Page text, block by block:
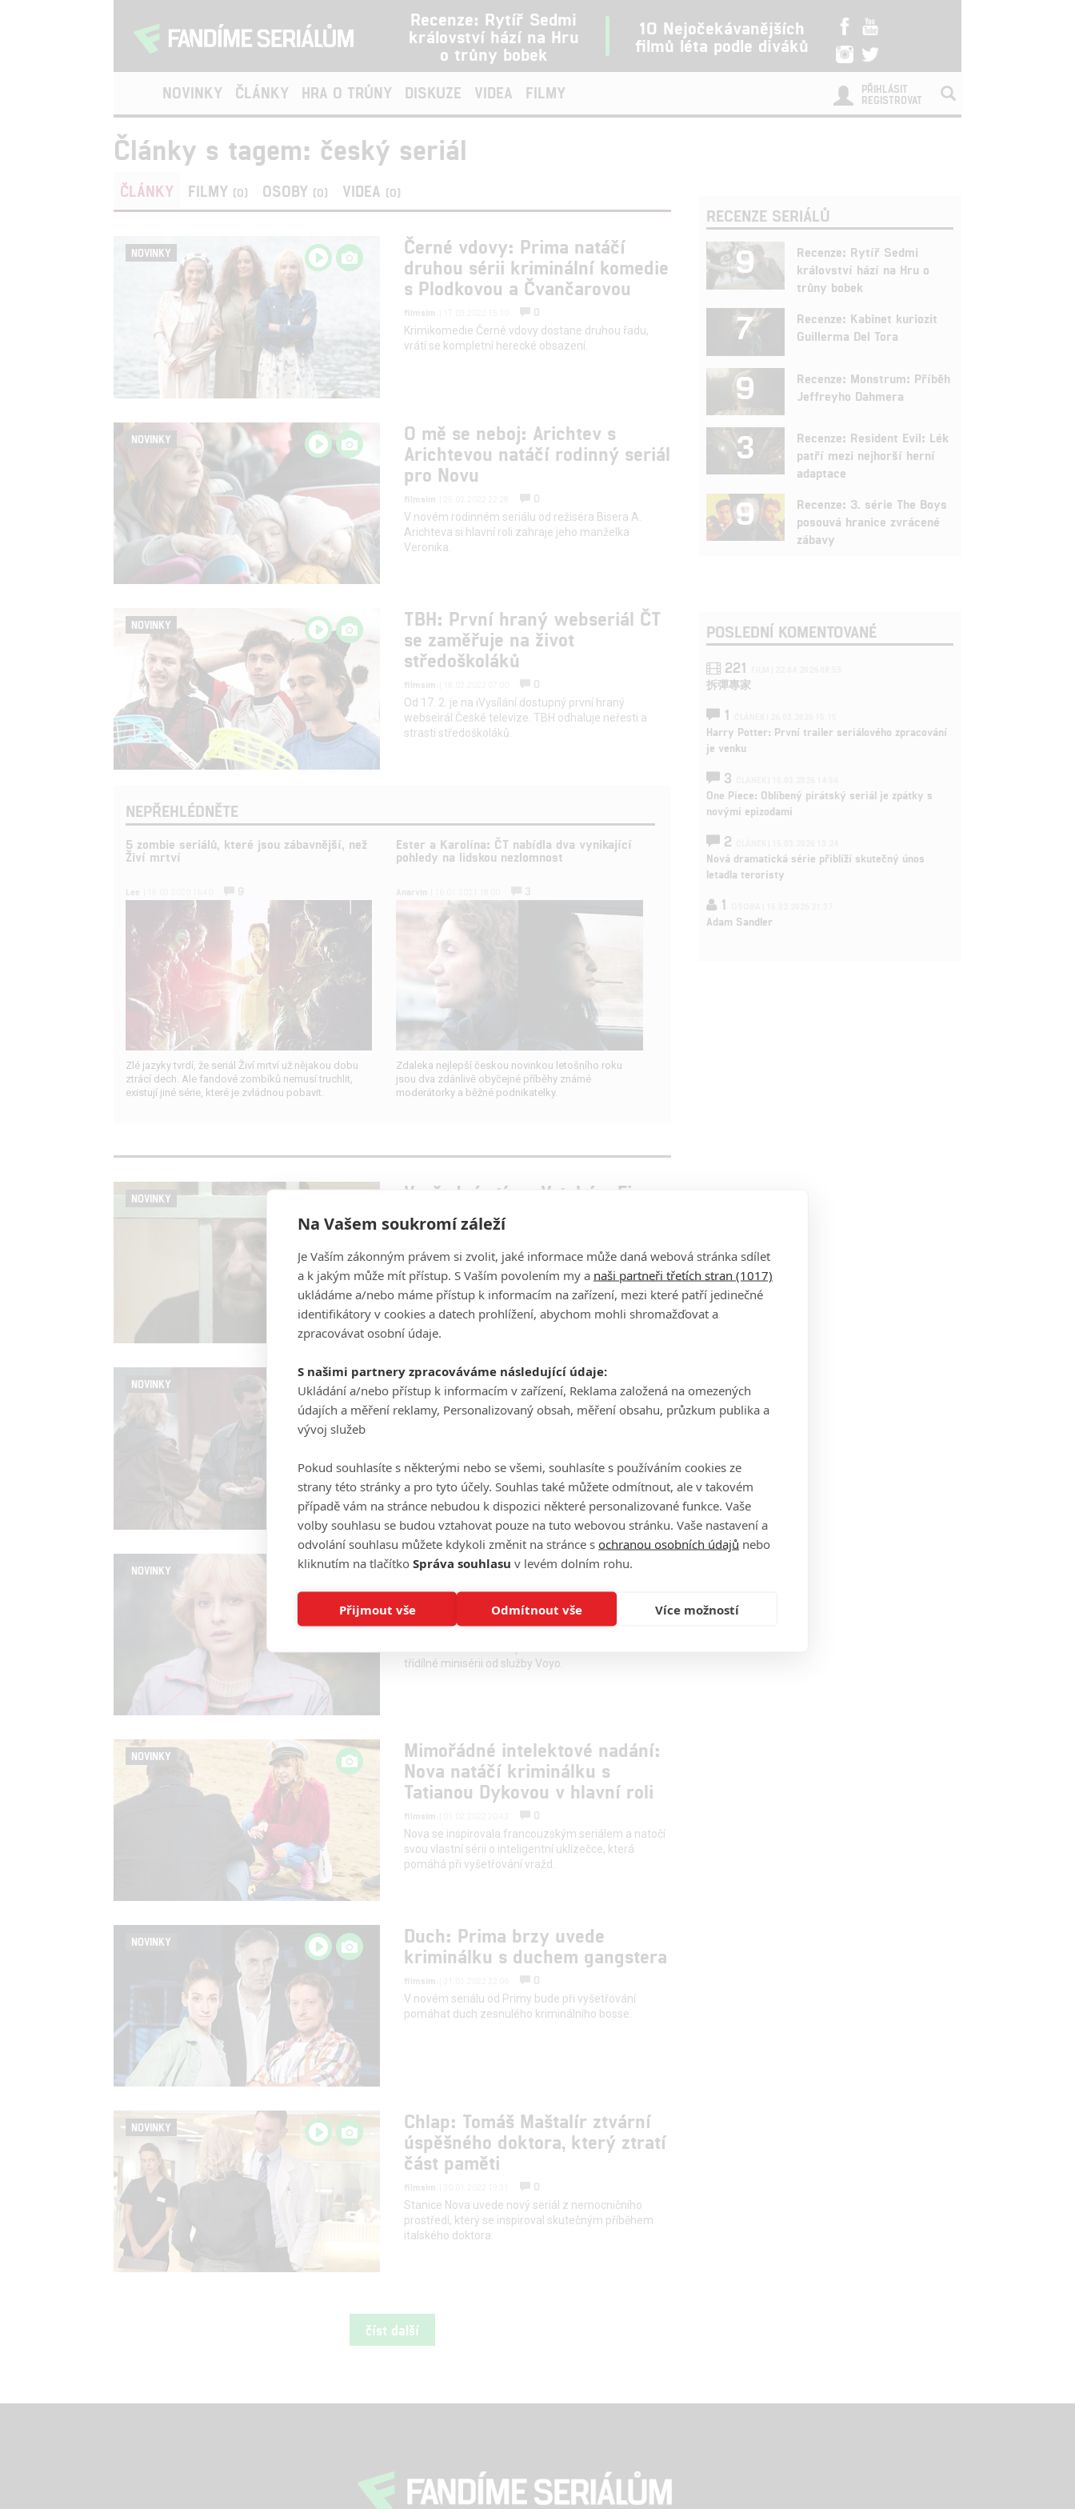
Recenze: Rytíř Sedmi
království hází na Hru
o trůny bobek
10 Nejočekávanějších
filmů léta podle diváků
NOVINKY ČLÁNKY HRA O TRŮNY DISKUZE VIDEA FILMY
PŘIHLÁSIT
REGISTROVAT
Články s tagem: český seriál
ČLÁNKY FILMY (0) OSOBY (0) VIDEA (0)
NOVINKY
Černé vdovy: Prima natáčí
druhou sérii kriminální komedie
s Plodkovou a Čvančarovou
filmsim
0
Krimikomedie Černé vdovy dostane druhou řadu,
vrátí se kompletní herecké obsazení.
NOVINKY
O mě se neboj: Arichtev s
Arichtevou natáčí rodinný seriál
pro Novu
filmsim
0
V novém rodinném seriálu od režiséra Bisera A.
Arichteva si hlavní roli zahraje jeho manželka
Veronika.
NOVINKY
TBH: První hraný webseriál ČT
se zaměřuje na život
středoškoláků
filmsim
0
Od 17. 2. je na iVysílání dostupný první hraný
webseirál České televize. TBH odhaluje neřesti a
strasti středoškoláků.
NEPŘEHLÉDNĚTE
5 zombie seriálů, které jsou zábavnější, než
Živí mrtví
Zlé jazyky tvrdí, že seriál Živí mrtví už nějakou dobu
ztrácí dech. Ale fandové zombíků nemusí truchlit,
existují jiné série, které je zvládnou pobavit.
Ester a Karolína: ČT nabídla dva vynikající
pohledy na lidskou nezlomnost
Zdaleka nejlepší českou novinkou letošního roku
jsou dva zdánlivě obyčejné příběhy známé
moderátorky a běžné podnikatelky.
NOVINKY
Vražedné stíny: Vetchý a Finger
si zahráli policejní parťáky v
nové krimi z dílny ČT
filmsim | 17.02.2022 15:59
0
Česká televize představila kriminální minisérii
s hvězdným obsazením, kdy ji diváci uvidí?
NOVINKY
Devadesátky jsou
nejsledovanějším českým
seriálem za posledních 18 let
Minisérii Devadesátky sledovalo průměrně 2,23
milionu diváků, tedy téměř polovina všech, kteří měli
v danou dobu zapnutou televizi.
NOVINKY
Iveta: Počátky kariéry Ivety
dílny Voyo
filmsim
2
třídílné minisérii od služby Voyo.
NOVINKY
Mimořádné intelektové nadání:
Nova natáčí kriminálku s
Tatianou Dykovou v hlavní roli
filmsim
0
Nova se inspirovala francouzským seriálem a natočí
svou vlastní sérii o inteligentní uklízečce, která
pomáhá při vyšetřování vražd.
NOVINKY
Duch: Prima brzy uvede
kriminálku s duchem gangstera
filmsim
0
V novém seriálu od Primy bude při vyšetřování
pomáhat duch zesnulého kriminálního bosse.
NOVINKY
Chlap: Tomáš Maštalír ztvární
úspěšného doktora, který ztratí
část paměti
filmsim
0
Stanice Nova uvede nový seriál z nemocničního
prostředí, který se inspiroval skutečným příběhem
italského doktora.
číst další
RECENZE SERIÁLŮ
9
Recenze: Rytíř Sedmi
království hází na Hru o
trůny bobek
7
Recenze: Kabinet kuriozit
Guillerma Del Tora
9
Recenze: Monstrum: Příběh
Jeffreyho Dahmera
3
Recenze: Resident Evil: Lék
patří mezi nejhorší herní
adaptace
9
Recenze: 3. série The Boys
posouvá hranice zvrácené
zábavy
POSLEDNÍ KOMENTOVANÉ
221
拆彈專家
1
Harry Potter: První trailer seriálového zpracování
je venku
3
One Piece: Oblíbený pirátský seriál je zpátky s
novými epizodami
2
Nová dramatická série přiblíží skutečný únos
letadla teroristy
1
Adam Sandler
Na Vašem soukromí záleží
Je Vaším zákonným právem si zvolit, jaké informace může daná webová stránka sdílet
a k jakým může mít přístup. S Vaším povolením my a naši partneři třetích stran (1017)
ukládáme a/nebo máme přístup k informacím na zařízení, mezi které patří jedinečné
identifikátory v cookies a datech prohlížení, abychom mohli shromažďovat a
zpracovávat osobní údaje.
S našimi partnery zpracováváme následující údaje:
Ukládání a/nebo přístup k informacím v zařízení, Reklama založená na omezených
údajích a měření reklamy, Personalizovaný obsah, měření obsahu, průzkum publika a
vývoj služeb
Pokud souhlasíte s některými nebo se všemi, souhlasíte s používáním cookies ze
strany této stránky a pro tyto účely. Souhlas také můžete odmítnout, ale v takovém
případě vám na stránce nebudou k dispozici některé personalizované funkce. Vaše
volby souhlasu se budou vztahovat pouze na tuto webovou stránku. Vaše nastavení a
odvolání souhlasu můžete kdykoli změnit na stránce s ochranou osobních údajů nebo
kliknutím na tlačítko Správa souhlasu v levém dolním rohu.
Přijmout vše Odmítnout vše Více možností